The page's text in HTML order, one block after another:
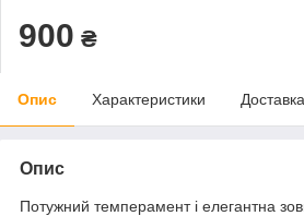
900 ₴
Опис Характеристики Доставка
Опис
Потужний темперамент і елегантна